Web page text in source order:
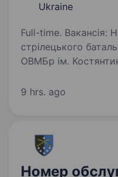
Ukraine
Full-time. Вакансія: Номер обслуги
стрілецького
ОВМБр ім. Костянтина
обслуговування
9 hrs. ago
Номер